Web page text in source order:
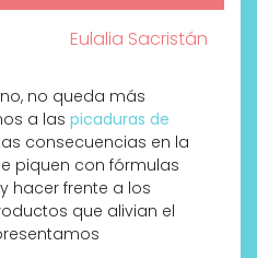
Eulalia Sacristán
no queda más
a las picaduras de
consecuencias en la
piquen con fórmulas
hacer frente a los
que alivian el